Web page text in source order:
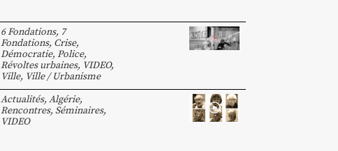
6 Fondations, 7
Fondations, Crise,
Démocratie, Police,
Révoltes urbaines, VIDEO,
Ville, Ville / Urbanisme
Actualités, Algérie,
Rencontres, Séminaires,
VIDEO